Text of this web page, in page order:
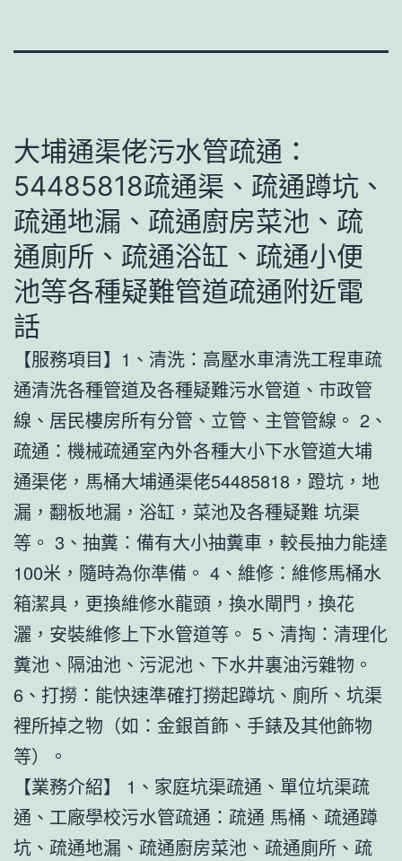
大埔通渠佬污水管疏通：
54485818疏通渠、疏通蹲坑、
疏通地漏、疏通廚房菜池、疏
通廁所、疏通浴缸、疏通小便
池等各種疑難管道疏通附近電
話
【服務項目】1、清洗：高壓水車清洗工程車疏
通清洗各種管道及各種疑難污水管道、市政管
線、居民樓房所有分管、立管、主管管線。 2、
疏通：機械疏通室內外各種大小下水管道大埔
通渠佬，馬桶大埔通渠佬54485818，蹬坑，地
漏，翻板地漏，浴缸，菜池及各種疑難 坑渠
等。 3、抽糞：備有大小抽糞車，較長抽力能達
100米，隨時為你準備。 4、維修：維修馬桶水
箱潔具，更換維修水龍頭，換水閘門，換花
灑，安裝維修上下水管道等。 5、清掏：清理化
糞池、隔油池、污泥池、下水井裏油污雜物。
6、打撈：能快速準確打撈起蹲坑、廁所、坑渠
裡所掉之物（如：金銀首飾、手錶及其他飾物
等）。
【業務介紹】 1、家庭坑渠疏通、單位坑渠疏
通、工廠學校污水管疏通：疏通 馬桶、疏通蹲
坑、疏通地漏、疏通廚房菜池、疏通廁所、疏